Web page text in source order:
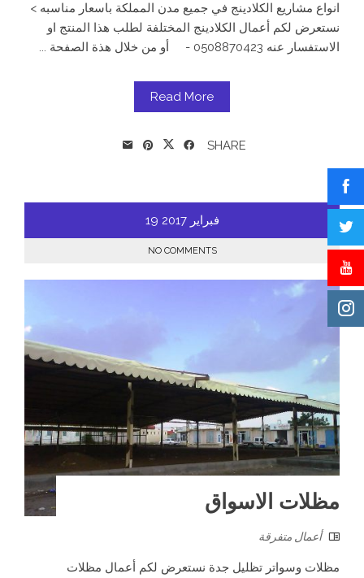
انواع مشاريع الكلادينج في جميع مدن المملكة باسعار مناسبه >
نستعرض لكم أعمال الكلادينج المختلفة لطلب هذا المنتج او
الاستفسار عنه 0508870423 - أو من خلال هذة الصفحة ...
Read More
SHARE
فبراير 19 2017
NO COMMENTS
مظلات الاسواق
أعمال متفرقة
مظلات وسواتر تظليل جدة نستعرض لكم أعمال مظلات